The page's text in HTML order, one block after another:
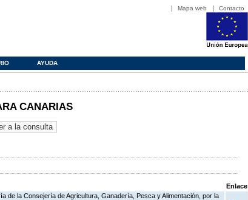
Mapa web Contacto
AYUDA
CANARIAS
Enlace
de la Consejería de Agricultura, Ganadería, Pesca y Alimentación, por la